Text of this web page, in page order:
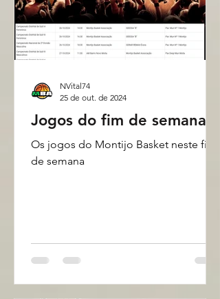
Jogos do fim de semana
Os jogos do Montijo Basket neste fim
de semana
NVital74
25 de out. de 2024